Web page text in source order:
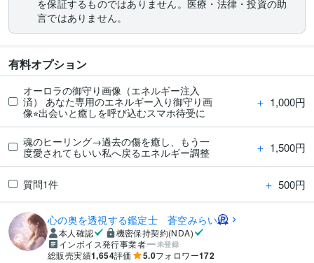
を保証するものではありません。医療・法律・投資の助
言ではありません。
有料オプション
オーロラの御守り画像（エネルギー注入
済） あなた専用のエネルギー入り御守り画
像⭐︎出会いと癒しを呼び込むスマホ待受に
＋ 1,000円
魂のヒーリング→過去の傷を癒し、もう一
度愛されてもいい私へ戻るエネルギー調整
＋ 1,500円
質問1件 ＋ 500円
心の奥を透視する鑑定士 蒼空みらい
本人確認
機密保持契約(NDA)
インボイス発行事業者
未登録
総販売実績1,654評価 5.0フォロワー172